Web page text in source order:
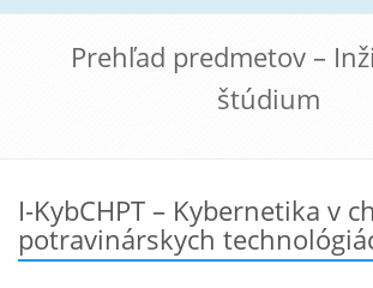
Prehľad predmetov –
štúdium
I-KybCHPT – Kybernetika v
potravinárskych